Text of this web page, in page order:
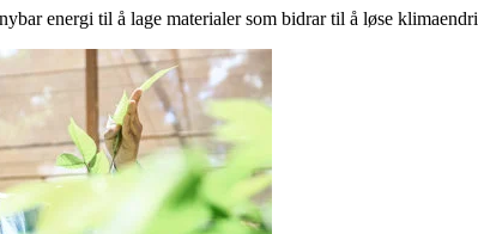
energi til å lage materialer som bidrar til å løse